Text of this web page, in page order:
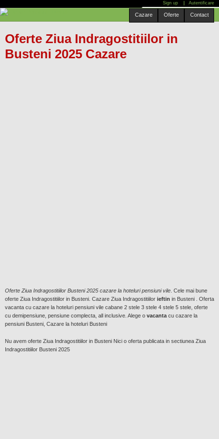
principal
Sign up Autentificare
Cauta localitate:
Cazare Oferte Contact
Oferte Ziua Indragostitiilor in
Busteni 2025 Cazare
Oferte Ziua Indragostitiilor Busteni 2025 cazare la hoteluri pensiuni vile . Cele mai bune
oferte Ziua Indragostitiilor in Busteni. Cazare Ziua Indragostitiilor ieftin in Busteni . Oferta
vacanta cu cazare la hoteluri pensiuni vile cabane 2 stele 3 stele 4 stele 5 stele, oferte
cu demipensiune, pensiune complecta, all inclusive. Alege o vacanta cu cazare la
pensiuni Busteni, Cazare la hoteluri Busteni
Nu avem oferte Ziua Indragostitiilor in Busteni Nici o oferta publicata in sectiunea Ziua
Indragostitiilor Busteni 2025